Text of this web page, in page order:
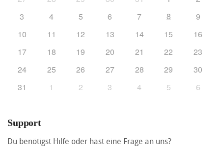
3
4 5 6 7 8
9
10
11 12 13 14 15
16
17
18 19 20 21 22
23
24
25 26 27 28 29
30
31
1 2 3 4 5 6
Support
Du benötigst Hilfe oder hast eine Frage an uns?